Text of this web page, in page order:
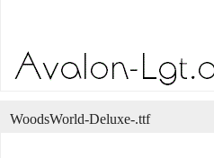
WoodsWorld-Deluxe-.ttf